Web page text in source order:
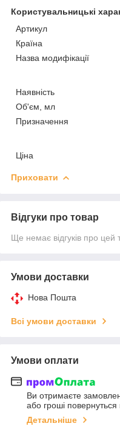
Користувальницькі
Артикул
Країна
Назва модифікації
Наявність
Об'єм, мл
Призначення
Ціна
Приховати
Відгуки про товар
Ще немає відгуків про цей
Умови доставки
Нова Пошта
Всі умови доставки
Умови оплати
Ви отримаєте
або гроші
Детальніше